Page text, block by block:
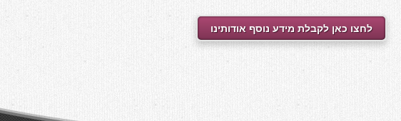
לחצו כאן לקבלת מידע נוסף אודותינו